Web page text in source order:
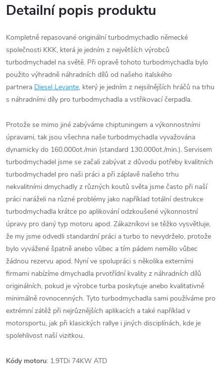
Detailní popis produktu
Kompletně repasované originální turbodmychadlo německé
společnosti KKK, která je jedním z největších výrobců
turbodmychadel na světě. Při opravě tohoto turbodmychadla bylo
použito výhradně náhradních dílů od našeho italského
partnera Diesel Levante, který je jedním z nejsilnějších hráčů na trhu
s náhradními díly pro turbodmychadla a vstřikovací čerpadla.
Protože se mimo jiné zabýváme chiptuningem a výkonnostními
úpravami, tak jsou všechna naše turbodmychadla vyvažována
dynamicky do 160.000ot./min (standard 130.000ot./min.). Servisem
turbodmychadel jsme se začali zabývat z důvodu potřeby kvalitních
turbodmychadel pro naši práci a při záplavě našeho trhu
nekvalitními dmychadly z různých koutů světa jsme často při naší
práci naráželi na různé problémy jako například totální destrukce
turbodmychadla krátce po aplikování odzkoušené výkonnostní
úpravy pro daný typ motoru apod. Zákazníkovi se těžko vysvětluje,
že my jsme odvedli standardní práci a turbo to nevydrželo, protože
bylo vyvážené špatně anebo vůbec a tím pádem nemělo vůbec
žádnou rezervu apod. Nyní ve spolupráci s několika externími
firmami nabízíme dmychadla prvotřídní kvality z náhradních dílů
originálních, pokud je výrobce turba poskytuje anebo kvalitativně
minimálně rovnocenných. Tyto turbodmychadla sami používáme pro
extrémní zátěž při nejrůznějších aplikacích a také například v
motorsportu, jak při klasických rallye i jiných disciplínách, kde je
spolehlivost naší vizitkou.
Kódy motoru: 1.9TDi 74KW ATD